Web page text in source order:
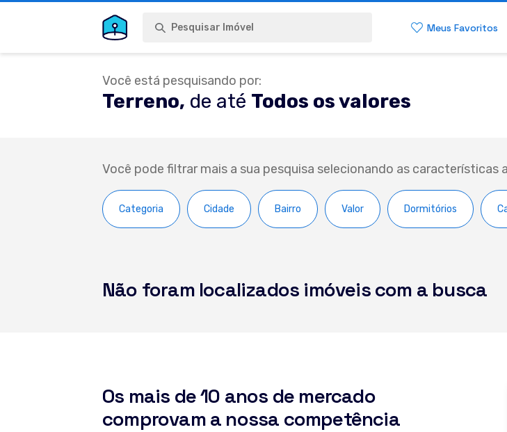
Pesquisar Imóvel Meus Favoritos
Você está pesquisando por:
Terreno, de até Todos os valores
Você pode filtrar mais a sua pesquisa selecionando as características
Categoria Cidade Bairro Valor Dormitórios
Não foram localizados imóveis com a busca
Os mais de 10 anos de mercado
comprovam a nossa competência